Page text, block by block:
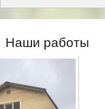
Наши работы